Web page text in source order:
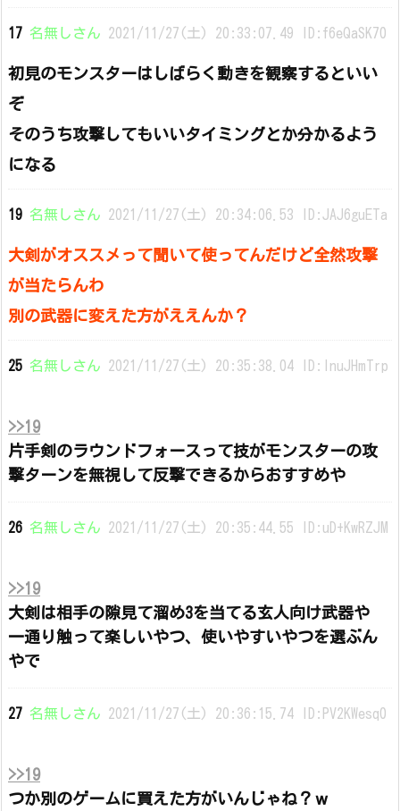
17 名無しさん 2021/11/27(土) 20:33:07.49 ID:f6eQaSK70
初見のモンスターはしばらく動きを観察するといい
ぞ
そのうち攻撃してもいいタイミングとか分かるよう
になる
19 名無しさん 2021/11/27(土) 20:34:06.53 ID:JAJ6guETa
大剣がオススメって聞いて使ってんだけど全然攻撃
が当たらんわ
別の武器に変えた方がええんか？
25 名無しさん 2021/11/27(土) 20:35:38.04 ID:lnuJHmTrp
>>19
片手剣のラウンドフォースって技がモンスターの攻
撃ターンを無視して反撃できるからおすすめや
26 名無しさん 2021/11/27(土) 20:35:44.55 ID:uD+KwRZJM
>>19
大剣は相手の隙見て溜め3を当てる玄人向け武器や
一通り触って楽しいやつ、使いやすいやつを選ぶん
やで
27 名無しさん 2021/11/27(土) 20:36:15.74 ID:PV2KWesq0
>>19
つか別のゲームに買えた方がいんじゃね？ｗ